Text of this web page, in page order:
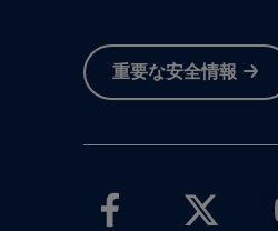
重要な​安全情報